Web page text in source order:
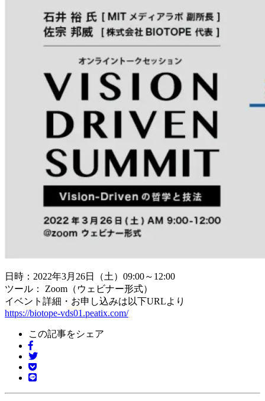
日時：2022年3月26日（土）09:00～12:00
ツール： Zoom（ウェビナー形式）
イベント詳細・お申し込みは以下URLより
https://biotope-vds01.peatix.com/
この記事をシェア